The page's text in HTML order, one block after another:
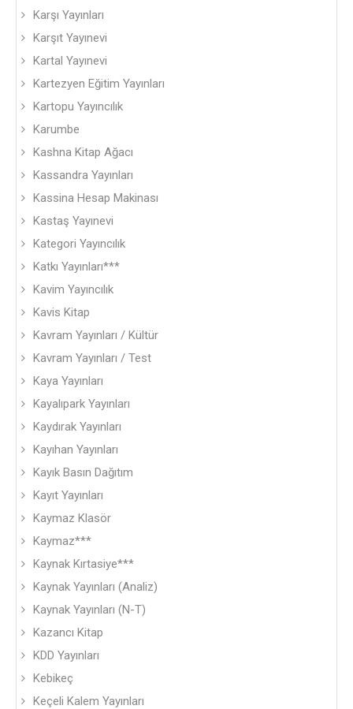
Karşı Yayınları
Karşıt Yayınevi
Kartal Yayınevi
Kartezyen Eğitim Yayınları
Kartopu Yayıncılık
Karumbe
Kashna Kitap Ağacı
Kassandra Yayınları
Kassina Hesap Makinası
Kastaş Yayınevi
Kategori Yayıncılık
Katkı Yayınları***
Kavim Yayıncılık
Kavis Kitap
Kavram Yayınları / Kültür
Kavram Yayınları / Test
Kaya Yayınları
Kayalıpark Yayınları
Kaydırak Yayınları
Kayıhan Yayınları
Kayık Basın Dağıtım
Kayıt Yayınları
Kaymaz Klasör
Kaymaz***
Kaynak Kırtasiye***
Kaynak Yayınları (Analiz)
Kaynak Yayınları (N-T)
Kazancı Kitap
KDD Yayınları
Kebikeç
Keçeli Kalem Yayınları